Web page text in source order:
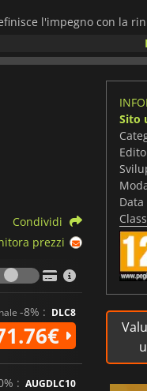
l'impegno con la
proprio esordiente verso
e soggiorni in AHL,
Team (HUT)
categorie -
la gestione delle reti,
un posizionamento più
innevate all'aperto ai
vi immergeranno
5 e Xbox Series X|S in
personalizzazione, alla
EA Sports NHL 26
cattura l'intensità di
Condividi
prezzi
Commissioni
-8% : DLC8
: AUGDLC10
Sito